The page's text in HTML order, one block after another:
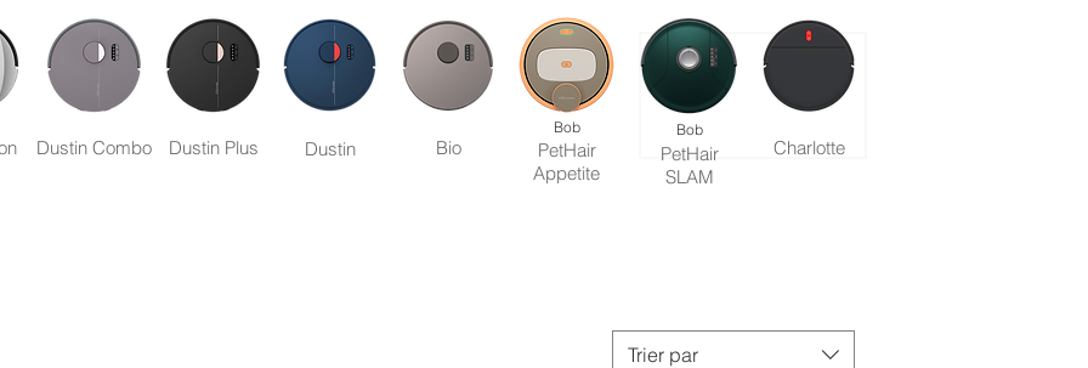
Dustin Combo Dustin
Dustin Plus Bio
Bob
PetHair
Appetite
Bob
PetHair
SLAM
Charlotte
Trier par